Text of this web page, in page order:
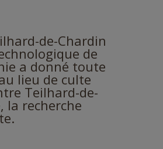
de-Chardin
de
a donné toute
lieu de culte
Teilhard-de-
la recherche